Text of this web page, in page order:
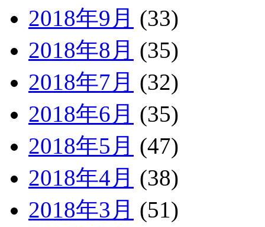
2018年9月 (33)
2018年8月 (35)
2018年7月 (32)
2018年6月 (35)
2018年5月 (47)
2018年4月 (38)
2018年3月 (51)